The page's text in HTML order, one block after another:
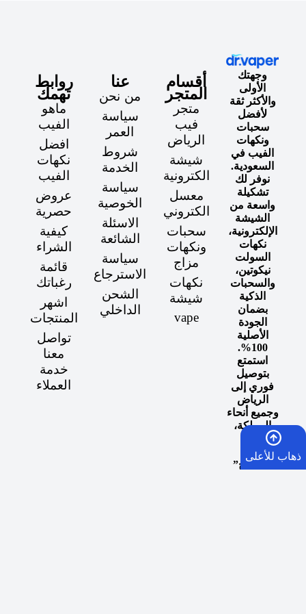
وجهتك
الأولى
والأكثر ثقة
لأفضل
سحبات
ونكهات
الفيب في
السعودية.
نوفر لك
تشكيلة
واسعة من
الشيشة
الإلكترونية،
نكهات
السولت
نيكوتين،
والسحبات
الذكية
بضمان
الجودة
الأصلية
100%.
استمتع
بتوصيل
فوري إلى
الرياض
وجميع أنحاء
المملكة،
تجربة
“المزاج”
أقسام
المتجر
متجر
فيب
الرياض
شيشة
الكترونية
معسل
الكتروني
سحبات
ونكهات
مزاج
نكهات
شيشة
vape
عنا
من نحن
سياسة
العمر
شروط
الخدمة
سياسة
الخوصية
الاسئلة
الشائعة
سياسة
الاسترجاع
الشحن
الداخلي
روابط
تهمك
ماهو
الفيب
افضل
نكهات
الفيب
عروض
حصرية
كيفية
الشراء
قائمة
رغباتك
اشهر
المنتجات
تواصل
معنا
خدمة
العملاء
ذهاب للأعلى